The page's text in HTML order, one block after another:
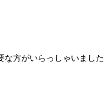
方がいらっしゃいまし